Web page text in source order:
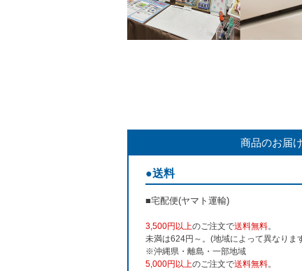
商品のお届
●送料
■宅配便(ヤマト運輸)
3,500円以上のご注文で送料無料。
未満は624円～。(地域によって異なりま
※沖縄県・離島・一部地域
5,000円以上のご注文で送料無料。